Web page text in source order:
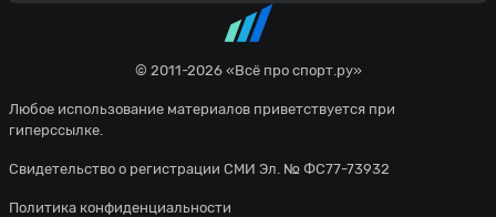
© 2011-2026 «Всё про спорт.ру»
Любое использование материалов приветствуется при
гиперссылке.
Свидетельство о регистрации СМИ Эл. № ФС77-73932
Политика конфиденциальности